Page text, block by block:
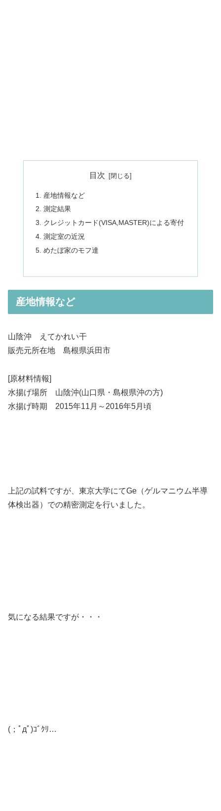
目次
産地情報など
測定結果
クレジットカード(VISA,MASTER)による寄付
測定室の近況
めたぼ家のモフ達
産地情報など
山陰沖 えてかれい干
販売元所在地 島根県浜田市
[原材料情報]
水揚げ場所 山陰沖(山口県・島根県沖の方)
水揚げ時期 2015年11月～2016年5月頃
上記の試料ですが、東京大学にてGe（ゲルマニウム半導
体検出器）での精密測定を行いました。
気になる結果ですが・・・
(；ﾟдﾟ)ｺﾞｸﾘ…